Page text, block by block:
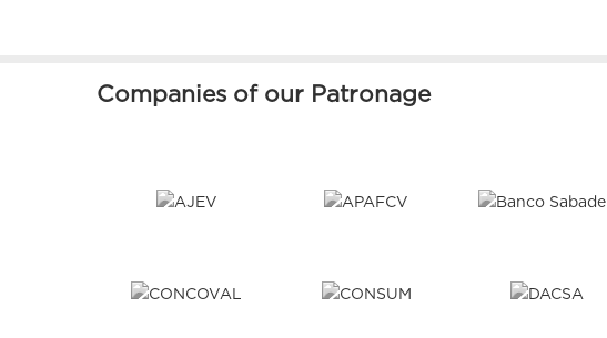
Companies of our Patronage